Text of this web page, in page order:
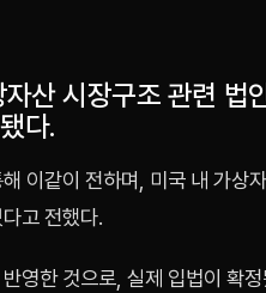
산 시장구조 관련 법
다.
이같이 전하며, 미국 내 가상
고 전했다.
영한 것으로, 실제 입법이 확